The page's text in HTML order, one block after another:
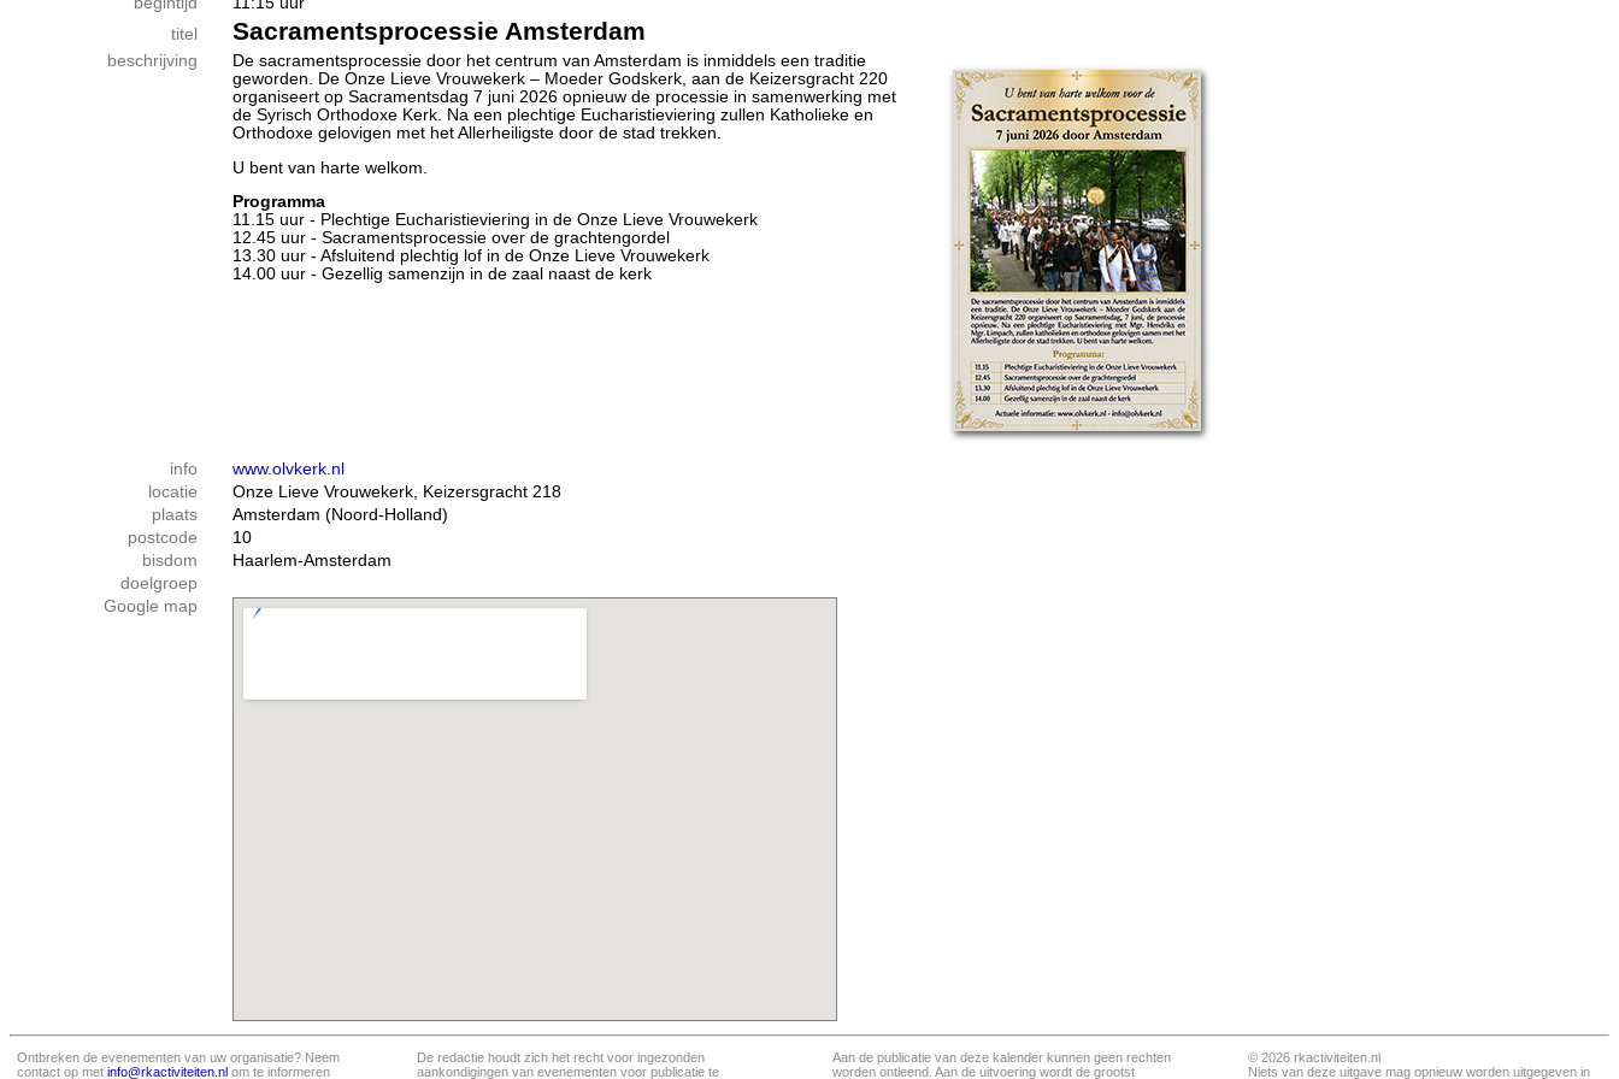
titel
Sacramentsprocessie Amsterdam
beschrijving
De sacramentsprocessie door het centrum van Amsterdam is inmiddels een traditie
geworden. De Onze Lieve Vrouwekerk – Moeder Godskerk, aan de Keizersgracht 220
organiseert op Sacramentsdag 7 juni 2026 opnieuw de processie in samenwerking met
de Syrisch Orthodoxe Kerk. Na een plechtige Eucharistieviering zullen Katholieke en
Orthodoxe gelovigen met het Allerheiligste door de stad trekken.
U bent van harte welkom.
Programma
11.15 uur - Plechtige Eucharistieviering in de Onze Lieve Vrouwekerk
12.45 uur - Sacramentsprocessie over de grachtengordel
13.30 uur - Afsluitend plechtig lof in de Onze Lieve Vrouwekerk
14.00 uur - Gezellig samenzijn in de zaal naast de kerk
info
www.olvkerk.nl
locatie
Onze Lieve Vrouwekerk, Keizersgracht 218
plaats
Amsterdam (Noord-Holland)
postcode
10
bisdom
Haarlem-Amsterdam
doelgroep
Google map
Ontbreken de evenementen van uw organisatie? Neem
contact op met info@rkactiviteiten.nl om te informeren
De redactie houdt zich het recht voor ingezonden
aankondigingen van evenementen voor publicatie te
Aan de publicatie van deze kalender kunnen geen rechten
worden ontleend. Aan de uitvoering wordt de grootst
© 2026 rkactiviteiten.nl
Niets van deze uitgave mag opnieuw worden uitgegeven in